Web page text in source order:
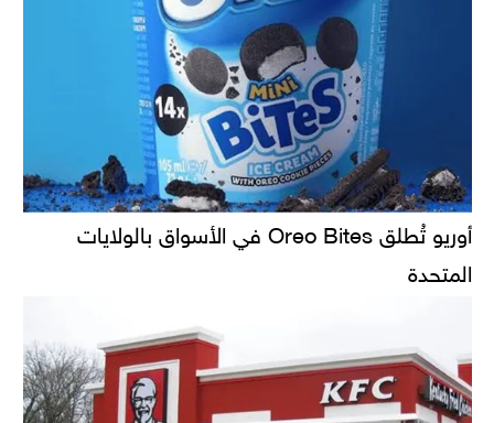
أوريو تُطلق Oreo Bites في الأسواق بالولايات
المتحدة